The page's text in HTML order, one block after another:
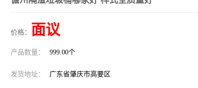
价格： 面议
产品数量： 999.00个
发货地址： 广东省肇庆市高要区